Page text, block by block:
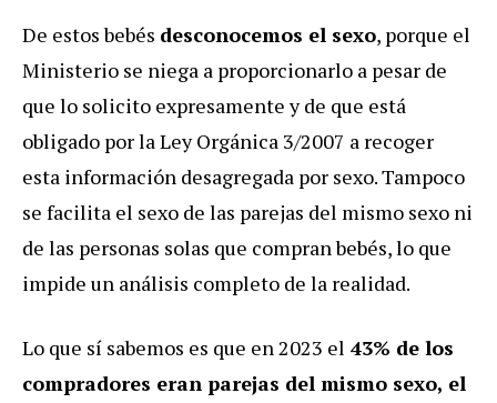
De estos bebés desconocemos el sexo, porque el
Ministerio se niega a proporcionarlo a pesar de
que lo solicito expresamente y de que está
obligado por la Ley Orgánica 3/2007 a recoger
esta información desagregada por sexo. Tampoco
se facilita el sexo de las parejas del mismo sexo ni
de las personas solas que compran bebés, lo que
impide un análisis completo de la realidad.
Lo que sí sabemos es que en 2023 el 43% de los
compradores eran parejas del mismo sexo, el